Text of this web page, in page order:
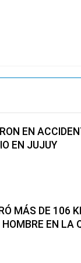
EN
EN JUJUY
MÁS DE 106
EN LA